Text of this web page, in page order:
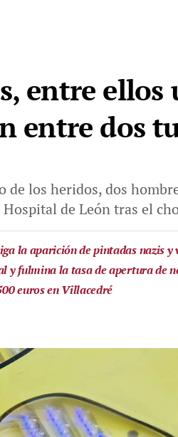
entre ellos
entre dos
de los heridos, dos
de León tras el
la aparición de pintadas nazis y
y fulmina la tasa de apertura de
euros en Villacedré